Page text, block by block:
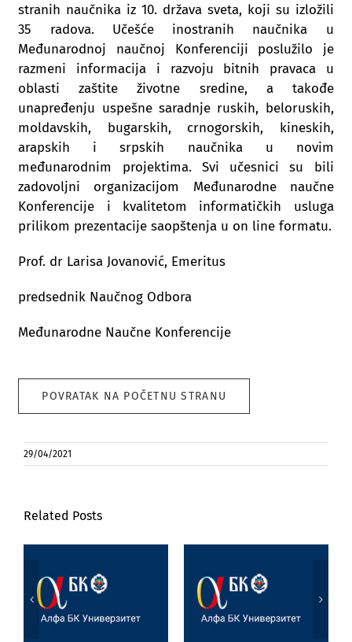
stranih naučnika iz 10. država sveta, koji su izložili
35 radova. Učešće inostranih naučnika u
Međunarodnoj naučnoj Konferenciji poslužilo je
razmeni informacija i razvoju bitnih pravaca u
oblasti zaštite životne sredine, a takođe
unapređenju uspešne saradnje ruskih, beloruskih,
moldavskih, bugarskih, crnogorskih, kineskih,
arapskih i srpskih naučnika u novim
međunarodnim projektima. Svi učesnici su bili
zadovoljni organizacijom Međunarodne naučne
Konferencije i kvalitetom informatičkih usluga
prilikom prezentacije saopštenja u on line formatu.
Prof. dr Larisa Jovanović, Emeritus
predsednik Naučnog Odbora
Međunarodne Naučne Konferencije
POVRATAK NA POČETNU STRANU
29/04/2021
Related Posts
Jezik, književnost
i veštačka
Marijane
Joksimović
Univerzitetu u